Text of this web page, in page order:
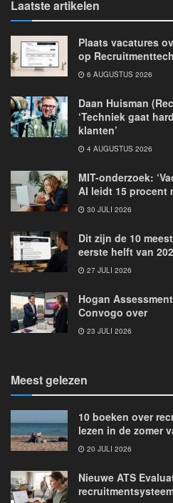
Laatste artikelen
Plaats vacatures
op
6 AUGUSTUS 2026
Daan Huisman
‘Techniek gaat
klanten’
4 AUGUSTUS 2026
MIT-onderzoek:
AI leidt 15 procent
30 JULI 2026
Dit zijn de 10
eerste helft van
27 JULI 2026
Hogan
Convogo over
23 JULI 2026
Meest gelezen
10 boeken over
lezen in de zomer
20 JULI 2026
Nieuwe ATS